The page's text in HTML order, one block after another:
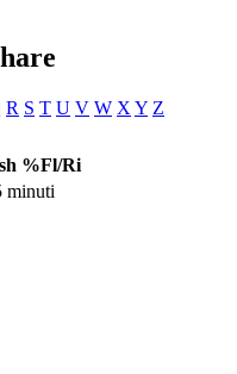
R S T U V W X Y Z
%Fl/Ri
minuti